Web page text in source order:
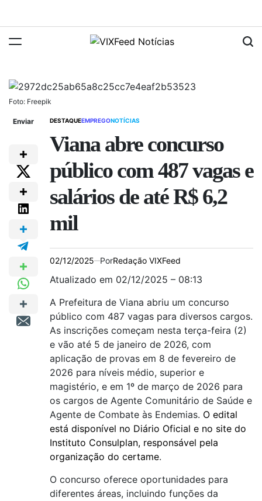
Foto: Freepik
Enviar DESTAQUEEMPREGONOTÍCIAS
Viana abre concurso
público com 487 vagas e
salários de até R$ 6,2
mil
02/12/2025 PorRedação VIXFeed
Atualizado em 02/12/2025 – 08:13
A Prefeitura de Viana abriu um concurso
público com 487 vagas para diversos cargos.
As inscrições começam nesta terça-feira (2)
e vão até 5 de janeiro de 2026, com
aplicação de provas em 8 de fevereiro de
2026 para níveis médio, superior e
magistério, e em 1º de março de 2026 para
os cargos de Agente Comunitário de Saúde e
Agente de Combate às Endemias. O edital
está disponível no Diário Oficial e no site do
Instituto Consulplan, responsável pela
organização do certame.
O concurso oferece oportunidades para
diferentes áreas, incluindo funções da